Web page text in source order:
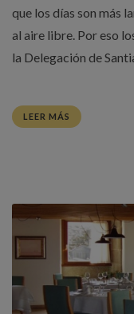
que los días son más
al aire libre. Por eso
la Delegación de
LEER MÁS